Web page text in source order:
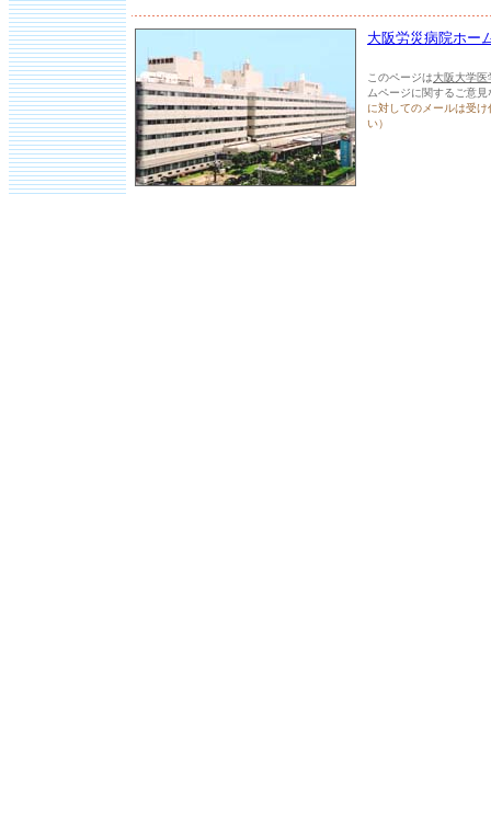
大阪労災病院ホー
このページは大阪大学
ムページに関するご意
に対してのメールは受
い）